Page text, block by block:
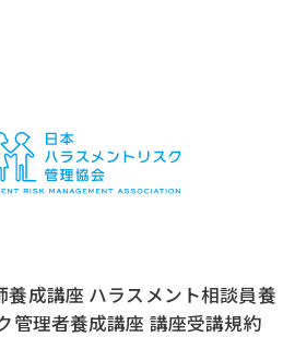
養成講座 ハラスメント相談員養
管理者養成講座 講座受講規約